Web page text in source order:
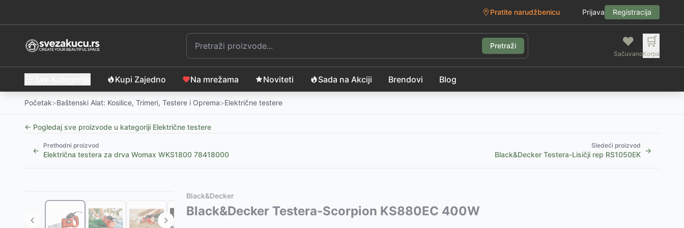
Pratite narudžbenicu Prijava Registracija
Pretraži ❤️
Sačuvano
🛒
Korpa
Kupi Zajedno Na mrežama Noviteti Sada na Akciji Brendovi Blog
Početak>Baštenski Alat: Kosilice, Trimeri, Testere i Oprema>Električne testere
← Pogledaj sve proizvode u kategoriji Električne testere
←
Prethodni proizvod
Električna testera za drva Womax WKS1800 78418000
Sledeći proizvod
Black&Decker Testera-Lisičji rep RS1050EK →
Električna lančana testera Power ED PWREKS 1800-8999RSD
Iskra Recipro testera 650W RS650-8399
Ovaj proizvod nije dostupan, pogledajte slične proizvode:
Fieldmann Mini akumulatorska lančana testera 20V (bez baterije i punjača) FZP 70105-0
Black&Decker
Black&Decker Testera-Scorpion KS880EC 400W